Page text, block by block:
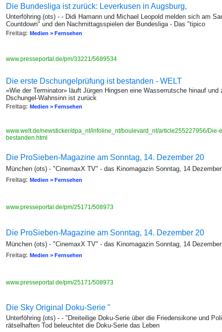
Die Bundesliga ist zurück: Leverkusen in Augsburg,
Unterföhring (ots) - - Didi Hamann und Michael Leopold melden sich am
Countdown" und den Nachmittagsspielen der Bundesliga - Das "tipico
Freitag: Medien > Fernsehen
www.presseportal.de/pm/33221/5689534
Die erste Dschungelprüfung ist bestanden - WELT
«Wie der Terminator» läuft Jürgen Hingsen eine Wasserrutsche hinauf
Dschungel-Wahnsinn ist zurück
Freitag: Medien > Fernsehen
www.welt.de/newsticker/dpa_nt/infoline_nt/boulevard_nt/article255227956/Die-
bestanden.html
Die ProSieben-Magazine am Sonntag, 14. Dezember 20
München (ots) - "CinemaxX TV" - das Kinomagazin Sonntag, 14
Freitag: Medien > Fernsehen
www.presseportal.de/pm/25171/508973
Die ProSieben-Magazine am Sonntag, 14. Dezember 20
München (ots) - "CinemaxX TV" - das Kinomagazin Sonntag, 14
Freitag: Medien > Fernsehen
www.presseportal.de/pm/25171/508973
Die Sky Original Doku-Serie "
Unterföhring (ots) - - "Dreiteilige Doku-Serie über die Friedensikone und
rätselhaften Tod beleuchtet die Doku-Serie das Leben